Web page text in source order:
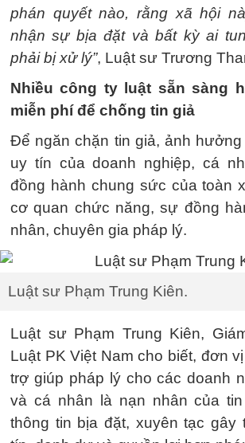
phán quyết nào, rằng xã hội
nhận sự bịa đặt và bất kỳ ai
phải bị xử lý”, Luật sư Trương
Nhiều công ty luật sẵn sàng
miễn phí để chống tin giả
Để ngăn chặn tin giả, ảnh
uy tín của doanh nghiệp, cá
đồng hành chung sức của toàn
cơ quan chức năng, sự đồng
nhân, chuyên gia pháp lý.
Luật sư Phạm Trung Kiên.
Luật sư Phạm Trung Kiên,
Luật PK Việt Nam cho biết, đơn
trợ giúp pháp lý cho các doanh
và cá nhân là nạn nhân của
thông tin bịa đặt, xuyên tạc gây